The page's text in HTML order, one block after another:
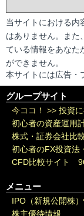
当サイトにおける内
はありません。また
ている情報をあなた
ができません。
本サイトには広告・
グループサイト
今ココ！ >> 投資
初心者の資産運用
株式・証券会社比
初心者のFX投資法
CFD比較サイト
メニュー
IPO（新規公開株
株主優待情報